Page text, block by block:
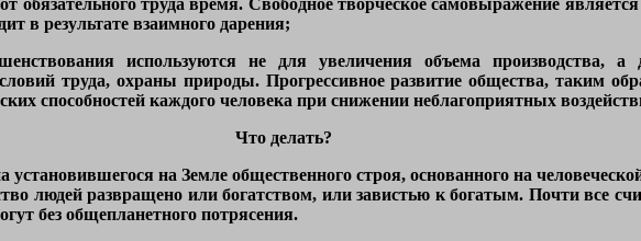
обязательного труда время. Свободное творческое самовыражение
в результате взаимного дарения;
используются не для увеличения объема производства, а
труда, охраны природы. Прогрессивное развитие общества, таким
способностей каждого человека при снижении неблагоприятных
Что делать?
на Земле общественного строя, основанного на
людей развращено или богатством, или завистью к богатым. Почти все
без общепланетного потрясения.